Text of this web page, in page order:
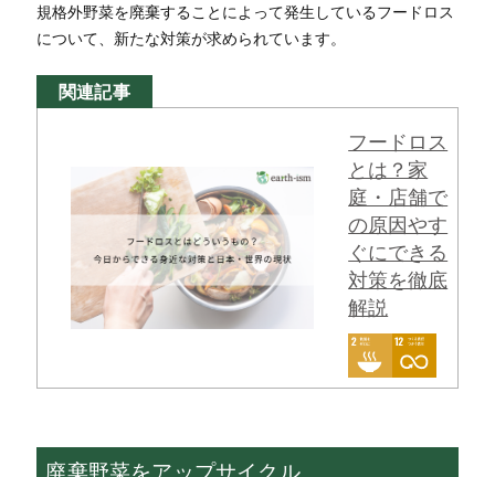
規格外野菜を廃棄することによって発生しているフードロス
について、新たな対策が求められています。
関連記事
フードロス
とは？家
庭・店舗で
の原因やす
ぐにできる
対策を徹底
解説
廃棄野菜をアップサイクル